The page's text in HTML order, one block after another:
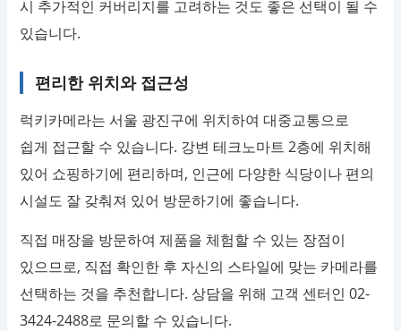
시 추가적인 커버리지를 고려하는 것도 좋은 선택이 될 수
있습니다.
편리한 위치와 접근성
럭키카메라는 서울 광진구에 위치하여 대중교통으로
쉽게 접근할 수 있습니다. 강변 테크노마트 2층에 위치해
있어 쇼핑하기에 편리하며, 인근에 다양한 식당이나 편의
시설도 잘 갖춰져 있어 방문하기에 좋습니다.
직접 매장을 방문하여 제품을 체험할 수 있는 장점이
있으므로, 직접 확인한 후 자신의 스타일에 맞는 카메라를
선택하는 것을 추천합니다. 상담을 위해 고객 센터인 02-
3424-2488로 문의할 수 있습니다.